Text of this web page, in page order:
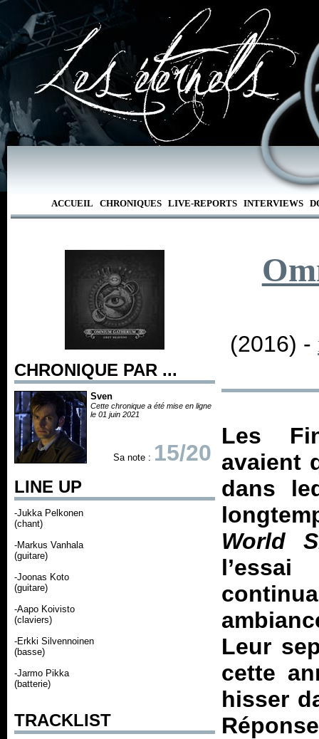
ACCUEIL CHRONIQUES LIVE-REPORTS INTERVIEWS
CHRONIQUE PAR ...
Sven
Cette chronique a été mise en ligne
le 01 juin 2021
Sa note : 15/20
LINE UP
-Jukka Pelkonen
(chant)
-Markus Vanhala
(guitare)
-Joonas Koto
(guitare)
-Aapo Koivisto
(claviers)
-Erkki Silvennoinen
(basse)
-Jarmo Pikka
(batterie)
TRACKLIST
(2016) -
Les
avaient
dans
World
Leur
cette
hisser